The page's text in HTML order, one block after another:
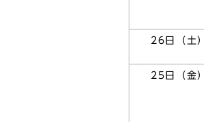
26日（土）
25日（金）